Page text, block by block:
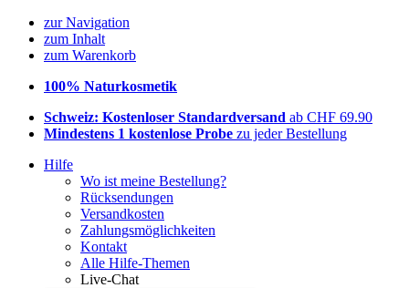
zur Navigation
zum Inhalt
zum Warenkorb
100% Naturkosmetik
Schweiz: Kostenloser Standardversand ab CHF 69.90
Mindestens 1 kostenlose Probe zu jeder Bestellung
Hilfe
Wo ist meine Bestellung?
Rücksendungen
Versandkosten
Zahlungsmöglichkeiten
Kontakt
Alle Hilfe-Themen
Live-Chat